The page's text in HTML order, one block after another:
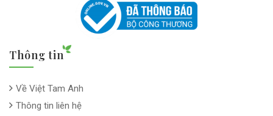
Thông tin
Về Việt Tam Anh
Thông tin liên hệ